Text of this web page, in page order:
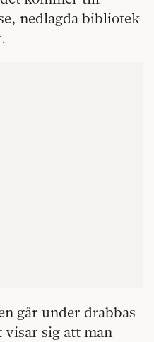
nedlagda bibliotek
går under drabbas
visar sig att man